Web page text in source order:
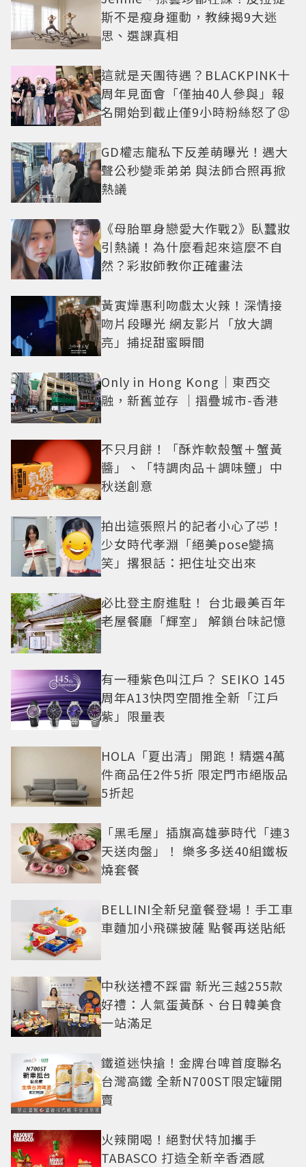
斯不是瘦身運動，教練揭9大迷
思、選課真相
這就是天團待遇？BLACKPINK十
周年見面會「僅抽40人參與」報
名開始到截止僅9小時粉絲怒了😡
GD權志龍私下反差萌曝光！遇大
聲公秒變乖弟弟 與法師合照再掀
熱議
《母胎單身戀愛大作戰2》臥蠶妝
引熱議！為什麼看起來這麼不自
然？彩妝師教你正確畫法
黃寅燁惠利吻戲太火辣！深情接
吻片段曝光 網友影片「放大調
亮」捕捉甜蜜瞬間
Only in Hong Kong｜東西交
融，新舊並存 ｜摺疊城市-香港
不只月餅！「酥炸軟殼蟹＋蟹黃
醬」、「特調肉品＋調味鹽」中
秋送創意
拍出這張照片的記者小心了🤣！
少女時代孝淵「絕美pose變搞
笑」撂狠話：把住址交出來
必比登主廚進駐！ 台北最美百年
老屋餐廳「輝室」 解鎖台味記憶
有一種紫色叫江戶？ SEIKO 145
周年A13快閃空間推全新「江戶
紫」限量表
HOLA「夏出清」開跑！精選4萬
件商品任2件5折 限定門市絕版品
5折起
「黑毛屋」插旗高雄夢時代「連3
天送肉盤」！ 樂多多送40組鐵板
燒套餐
BELLINI全新兒童餐登場！手工車
車麵加小飛碟披薩 點餐再送貼紙
中秋送禮不踩雷 新光三越255款
好禮：人氣蛋黃酥、台日韓美食
一站滿足
鐵道迷快搶！金牌台啤首度聯名
台灣高鐵 全新N700ST限定罐開
賣
火辣開喝！絕對伏特加攜手
TABASCO 打造全新辛香酒感